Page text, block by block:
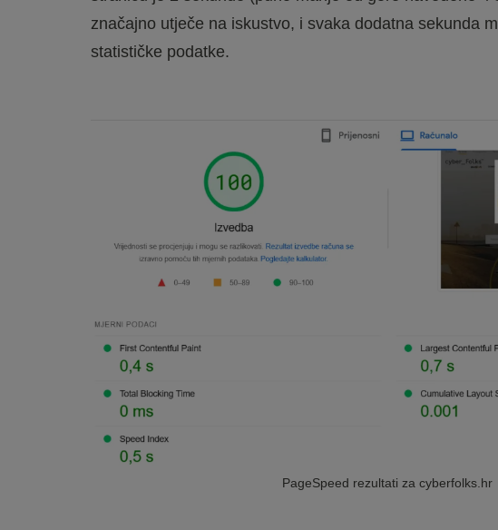
značajno utječe na iskustvo, i svaka dodatna sekunda
statističke podatke.
PageSpeed rezultati za cyberfolks.hr